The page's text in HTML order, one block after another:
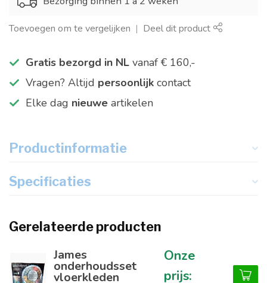
Toevoegen om te vergelijken Deel dit product
Gratis bezorgd in NL vanaf € 160,-
Vragen? Altijd persoonlijk contact
Elke dag nieuwe artikelen
Productinformatie
Specificaties
Gerelateerde producten
James
onderhoudsset
vloerkleden